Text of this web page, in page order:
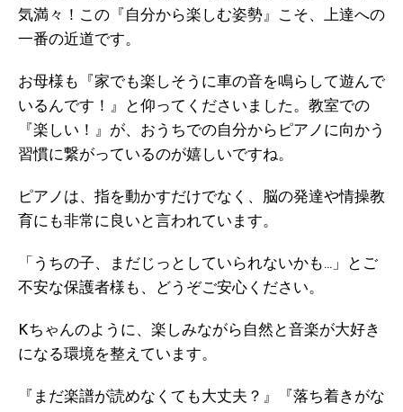
気満々！この『自分から楽しむ姿勢』こそ、上達への
一番の近道です。
お母様も『家でも楽しそうに車の音を鳴らして遊んで
いるんです！』と仰ってくださいました。教室での
『楽しい！』が、おうちでの自分からピアノに向かう
習慣に繋がっているのが嬉しいですね。
ピアノは、指を動かすだけでなく、脳の発達や情操教
育にも非常に良いと言われています。
「うちの子、まだじっとしていられないかも…」とご
不安な保護者様も、どうぞご安心ください。
Kちゃんのように、楽しみながら自然と音楽が大好き
になる環境を整えています。
『まだ楽譜が読めなくても大丈夫？』『落ち着きがな